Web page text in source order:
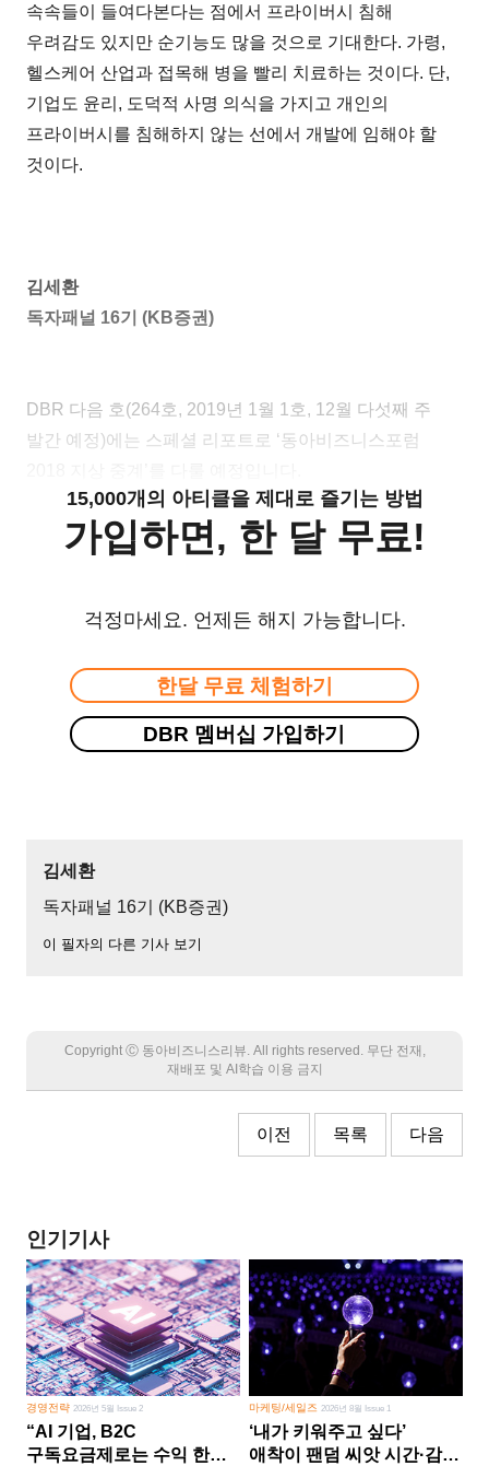
속속들이 들여다본다는 점에서 프라이버시 침해
우려감도 있지만 순기능도 많을 것으로 기대한다. 가령,
헬스케어 산업과 접목해 병을 빨리 치료하는 것이다. 단,
기업도 윤리, 도덕적 사명 의식을 가지고 개인의
프라이버시를 침해하지 않는 선에서 개발에 임해야 할
것이다.
김세환
독자패널 16기 (KB증권)
DBR 다음 호(264호, 2019년 1월 1호, 12월 다섯째 주
발간 예정)에는 스페셜 리포트로 ‘동아비즈니스포럼
15,000개의 아티클을 제대로 즐기는 방법
가입하면, 한 달 무료!
걱정마세요. 언제든 해지 가능합니다.
한달 무료 체험하기
DBR 멤버십 가입하기
김세환
독자패널 16기 (KB증권)
이 필자의 다른 기사 보기
Copyright Ⓒ 동아비즈니스리뷰. All rights reserved. 무단 전재,
재배포 및 AI학습 이용 금지
이전 목록 다음
인기기사
경영전략 2026년 5월 Issue 2
“AI 기업, B2C
구독요금제로는 수익 한계
마케팅/세일즈 2026년 8월 Issue 1
‘내가 키워주고 싶다’
애착이 팬덤 씨앗 시간·감정